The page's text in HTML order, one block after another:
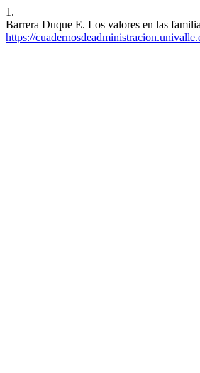
1.
Barrera Duque E. Los valores en las
https://